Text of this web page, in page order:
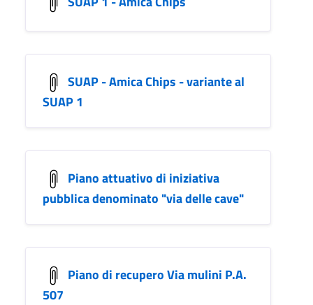
SUAP - Amica Chips - variante al
SUAP 1
Piano attuativo di iniziativa
pubblica denominato "via delle cave"
Piano di recupero Via mulini P.A.
507